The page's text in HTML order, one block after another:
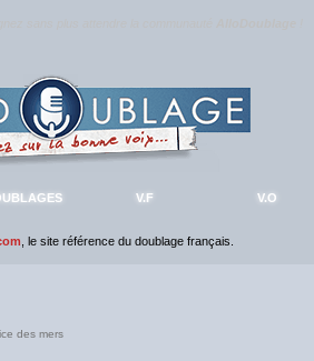
V.F V.O
, le site référence du doublage français.
des mers